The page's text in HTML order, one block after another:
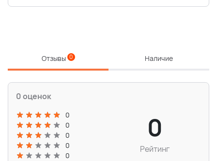
Отзывы 0 Наличие
0 оценок
0
0
0
0
0
0
Рейтинг